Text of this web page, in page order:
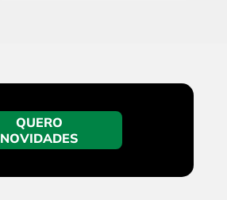
QUERO
NOVIDADES